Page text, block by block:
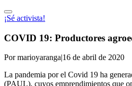
¡Sé activista!
COVID 19: Productores
Por marioyaranga|16 de abril de 2020
La pandemia por el Covid 19 ha
(PAUL), cuyos emprendimientos que